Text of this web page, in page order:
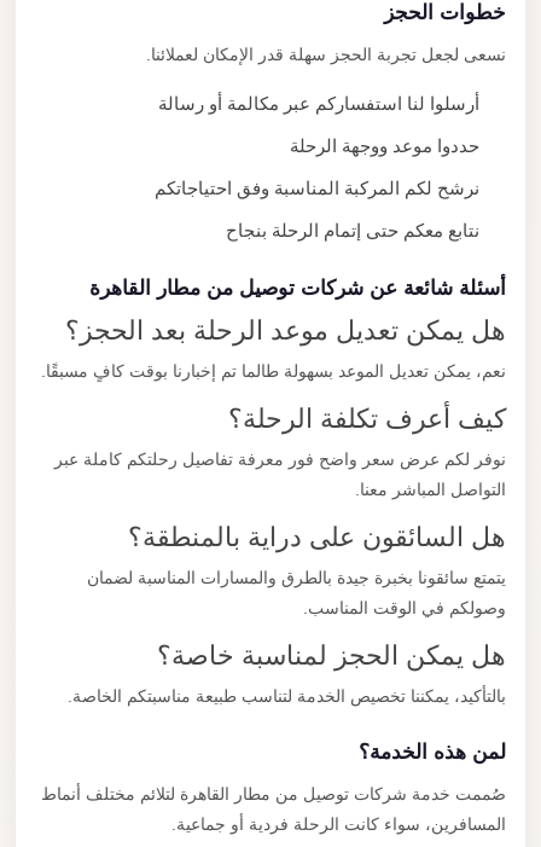
خطوات الحجز
نسعى لجعل تجربة الحجز سهلة قدر الإمكان لعملائنا.
أرسلوا لنا استفساركم عبر مكالمة أو رسالة
حددوا موعد ووجهة الرحلة
نرشح لكم المركبة المناسبة وفق احتياجاتكم
نتابع معكم حتى إتمام الرحلة بنجاح
أسئلة شائعة عن شركات توصيل من مطار القاهرة
هل يمكن تعديل موعد الرحلة بعد الحجز؟
نعم، يمكن تعديل الموعد بسهولة طالما تم إخبارنا بوقت كافٍ مسبقًا.
كيف أعرف تكلفة الرحلة؟
نوفر لكم عرض سعر واضح فور معرفة تفاصيل رحلتكم كاملة عبر
التواصل المباشر معنا.
هل السائقون على دراية بالمنطقة؟
يتمتع سائقونا بخبرة جيدة بالطرق والمسارات المناسبة لضمان
وصولكم في الوقت المناسب.
هل يمكن الحجز لمناسبة خاصة؟
بالتأكيد، يمكننا تخصيص الخدمة لتناسب طبيعة مناسبتكم الخاصة.
لمن هذه الخدمة؟
صُممت خدمة شركات توصيل من مطار القاهرة لتلائم مختلف أنماط
المسافرين، سواء كانت الرحلة فردية أو جماعية.